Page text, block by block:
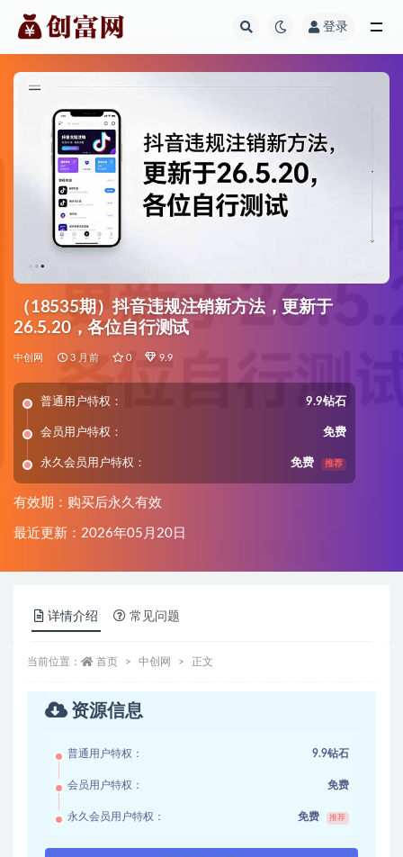
登录
（18535期）抖音违规注销新方法，更新于
26.5.20，各位自行测试
中创网 3 月前 0 9.9
普通用户特权： 9.9钻石
会员用户特权： 免费
永久会员用户特权： 免费 推荐
有效期：购买后永久有效
最近更新：2026年05月20日
详情介绍 常见问题
当前位置： 首页 中创网 正文
资源信息
普通用户特权： 9.9钻石
会员用户特权： 免费
永久会员用户特权： 免费 推荐